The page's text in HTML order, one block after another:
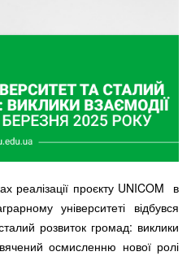
реалізації проєкту UNICOM в
університеті відбувся
розвиток громад: виклики
осмисленню нової ролі